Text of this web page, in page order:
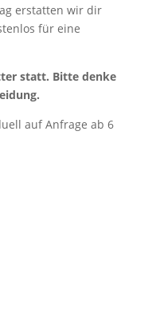
erstatten wir dir
für eine
statt. Bitte denke
auf Anfrage ab 6